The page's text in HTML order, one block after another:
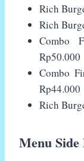
Rich
Rich
Combo
Rp50.000
Combo
Rp44.000
Rich
Menu